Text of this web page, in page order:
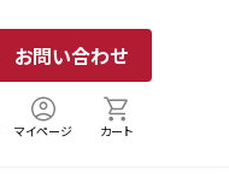
お問い合わせ
マイページ カート